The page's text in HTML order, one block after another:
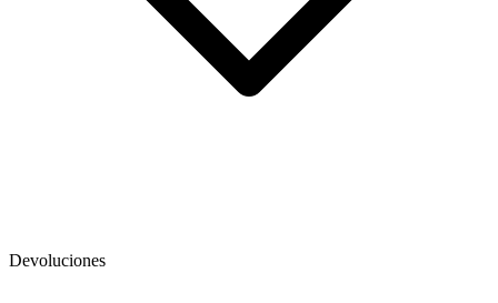
Devoluciones